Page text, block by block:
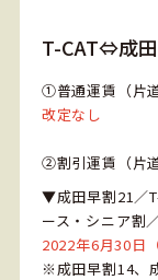
T-CAT⇔成
①普通運賃（片道
改定なし
②割引運賃（片道
▼成田早割21／
ース・シニア割
2022年6月30日
※成田早割14、